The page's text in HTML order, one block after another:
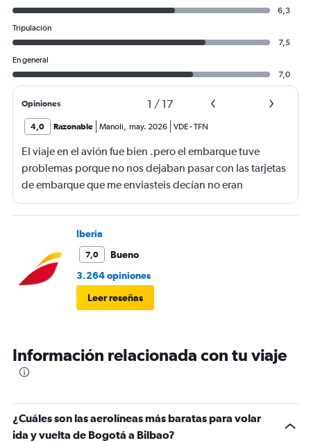
6,3
Tripulación
7,5
En general
7,0
Opiniones 1 / 17
4,0 Razonable Manoli, may. 2026 VDE-TFN
El viaje en el avión fue bien .pero el embarque tuve
problemas porque no nos dejaban pasar con las tarjetas
de embarque que me enviasteis decían no eran
completas nonponia vuelo y querían los billetes y yo no
los tenía casi perdemos el vuelo.suerte de una chica que
nos dejó pasar
Iberia
7,0
Bueno
3.264 opiniones
Leer reseñas
Información relacionada con tu viaje
¿Cuáles son las aerolíneas más baratas para volar
ida y vuelta de Bogotá a Bilbao?